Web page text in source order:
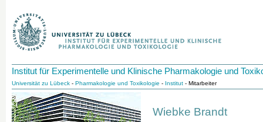
Institut für Experimentelle und Klinische Pharmakologie und
Universität zu Lübeck - Pharmakologie und Toxikologie - Institut - Mitarbeiter
Wiebke Brandt